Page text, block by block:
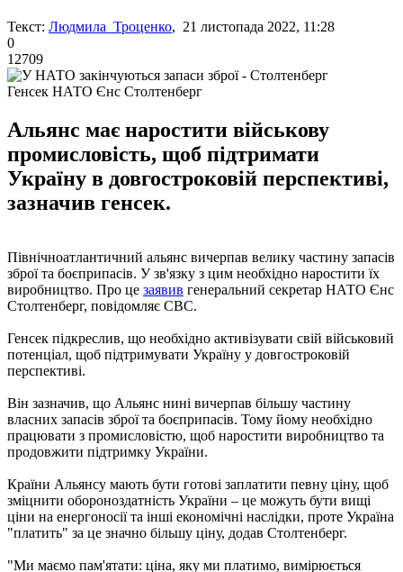
Текст: Людмила Троценко, 21 листопада 2022, 11:28
0
12709
Генсек НАТО Єнс Столтенберг
Альянс має наростити військову
промисловість, щоб підтримати
Україну в довгостроковій перспективі,
зазначив генсек.
Північноатлантичний альянс вичерпав велику частину запасів
зброї та боєприпасів. У зв'язку з цим необхідно наростити їх
виробництво. Про це заявив генеральний секретар НАТО Єнс
Столтенберг, повідомляє CBC.
Генсек підкреслив, що необхідно активізувати свій військовий
потенціал, щоб підтримувати Україну у довгостроковій
перспективі.
Він зазначив, що Альянс нині вичерпав більшу частину
власних запасів зброї та боєприпасів. Тому йому необхідно
працювати з промисловістю, щоб наростити виробництво та
продовжити підтримку України.
Країни Альянсу мають бути готові заплатити певну ціну, щоб
зміцнити обороноздатність України – це можуть бути вищі
ціни на енергоносії та інші економічні наслідки, проте Україна
"платить" за це значно більшу ціну, додав Столтенберг.
"Ми маємо пам'ятати: ціна, яку ми платимо, вимірюється